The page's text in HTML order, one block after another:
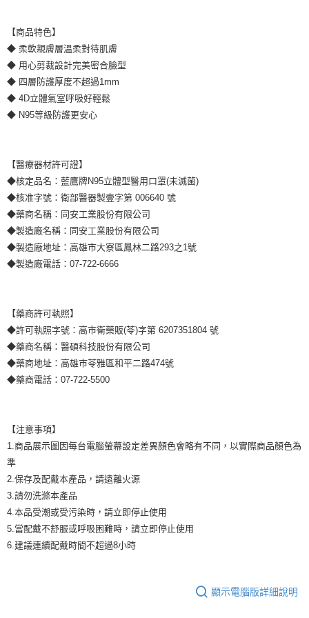
【商品特色】
◆ 柔軟親膚層溫柔對待肌膚
◆ 用心剪裁設計完美密合臉型
◆ 四層防護厚度不超過1mm
◆ 4D立體氣室呼吸好輕鬆
◆ N95等級防護更安心
【醫療器材許可證】
◆核定品名：藍鷹牌N95立體型醫用口罩(未滅菌)
◆核准字號：衛部醫器製壹字第 006640 號
◆藥商名稱：同安工業股份有限公司
◆製造廠名稱：同安工業股份有限公司
◆製造廠地址：高雄市大寮區鳳林二路293之1號
◆製造廠電話：07-722-6666
【藥商許可執照】
◆許可執照字號：高市衛藥販(苓)字第 6207351804 號
◆藥商名稱：醫碩科技股份有限公司
◆藥商地址：高雄市苓雅區和平二路474號
◆藥商電話：07-722-5500
【注意事項】
1.商品展示圖因每台電腦螢幕設定差異顏色會略有不同，以實際商品顏色為
準
2.保存及配戴本產品，請遠離火源
3.請勿洗滌本產品
4.本品受潮或受污染時，請立即停止使用
5.當配戴不舒服或呼吸困難時，請立即停止使用
6.建議連續配戴時間不超過8小時
顯示電腦版詳細說明